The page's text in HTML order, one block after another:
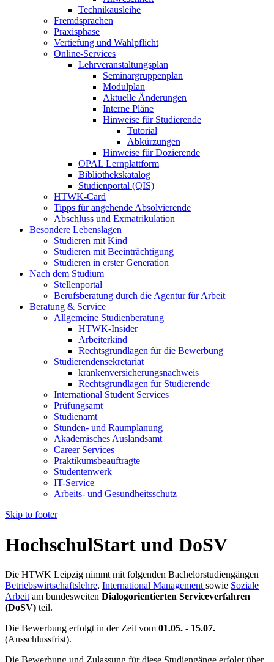
Technikausleihe
Fremdsprachen
Praxisphase
Vertiefung und Wahlpflicht
Online-Services
Lehrveranstaltungsplan
Seminargruppenplan
Modulplan
Aktuelle Änderungen
Interne Pläne
Hinweise für Studierende
Tutorial
Abkürzungen
Hinweise für Dozierende
OPAL Lernplattform
Bibliothekskatalog
Studienportal (QIS)
HTWK-Card
Tipps für angehende Absolvierende
Abschluss und Exmatrikulation
Besondere Lebenslagen
Studieren mit Kind
Studieren mit Beeinträchtigung
Studieren in erster Generation
Nach dem Studium
Stellenportal
Berufsberatung durch die Agentur für Arbeit
Beratung & Service
Allgemeine Studienberatung
HTWK-Insider
Arbeiterkind
Rechtsgrundlagen für die Bewerbung
Studierendensekretariat
krankenversicherungsnachweis
Rechtsgrundlagen für Studierende
International Student Services
Prüfungsamt
Studienamt
Stunden- und Raumplanung
Akademisches Auslandsamt
Career Services
Praktikumsbeauftragte
Studentenwerk
IT-Service
Arbeits- und Gesundheitsschutz
Skip to footer
HochschulStart und DoSV
Die HTWK Leipzig nimmt mit folgenden Bachelorstudiengängen
Betriebswirtschaftslehre, International Management sowie Soziale
Arbeit am bundesweiten Dialogorientierten Serviceverfahren
(DoSV) teil.
Die Bewerbung erfolgt in der Zeit vom 01.05. - 15.07.
(Ausschlussfrist).